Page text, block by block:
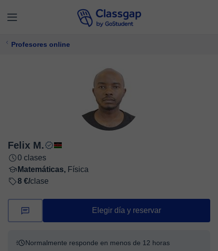
Profesores online
Felix M.
0 clases
Matemáticas, Física
8 €/clase
Elegir día y reservar
Normalmente responde en menos de 12 horas